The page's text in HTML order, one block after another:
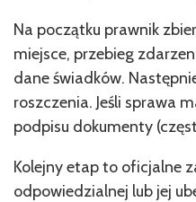
Na początku prawnik
miejsce, przebieg
dane świadków.
roszczenia. Jeśli sprawa
podpisu dokumenty
Kolejny etap to oficjalne
odpowiedzialnej lub jej